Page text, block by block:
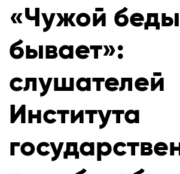
«Чужой
бывает»:
слушателей
Института